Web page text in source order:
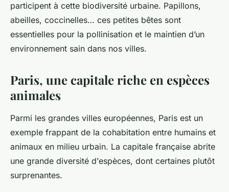
participent à cette biodiversité urbaine. Papillons,
abeilles, coccinelles… ces petites bêtes sont
essentielles pour la pollinisation et le maintien d’un
environnement sain dans nos villes.
Paris, une capitale riche en espèces
animales
Parmi les grandes villes européennes, Paris est un
exemple frappant de la cohabitation entre humains et
animaux en milieu urbain. La capitale française abrite
une grande diversité d’espèces, dont certaines plutôt
surprenantes.